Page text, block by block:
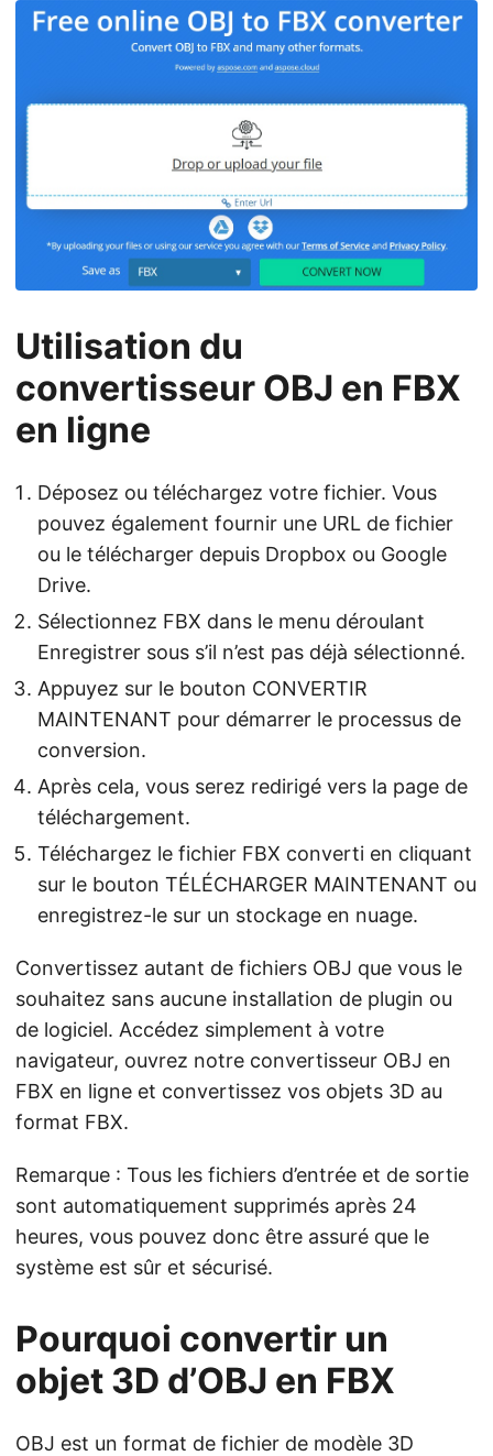
Utilisation du
convertisseur OBJ en FBX
en ligne
Déposez ou téléchargez votre fichier. Vous
pouvez également fournir une URL de fichier
ou le télécharger depuis Dropbox ou Google
Drive.
Sélectionnez FBX dans le menu déroulant
Enregistrer sous s’il n’est pas déjà sélectionné.
Appuyez sur le bouton CONVERTIR
MAINTENANT pour démarrer le processus de
conversion.
Après cela, vous serez redirigé vers la page de
téléchargement.
Téléchargez le fichier FBX converti en cliquant
sur le bouton TÉLÉCHARGER MAINTENANT ou
enregistrez-le sur un stockage en nuage.
Convertissez autant de fichiers OBJ que vous le
souhaitez sans aucune installation de plugin ou
de logiciel. Accédez simplement à votre
navigateur, ouvrez notre convertisseur OBJ en
FBX en ligne et convertissez vos objets 3D au
format FBX.
Remarque : Tous les fichiers d’entrée et de sortie
sont automatiquement supprimés après 24
heures, vous pouvez donc être assuré que le
système est sûr et sécurisé.
Pourquoi convertir un
objet 3D d’OBJ en FBX
OBJ est un format de fichier de modèle 3D